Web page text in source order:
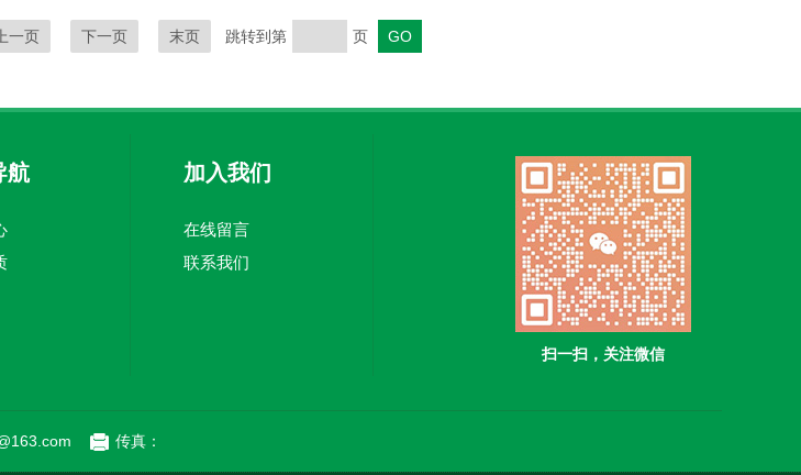
上一页 下一页 末页 跳转到第 页
航 加入我们
在线留言
联系我们
扫一扫，关注微信
传真：